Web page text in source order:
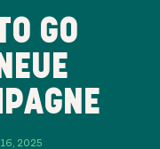
GO
2025